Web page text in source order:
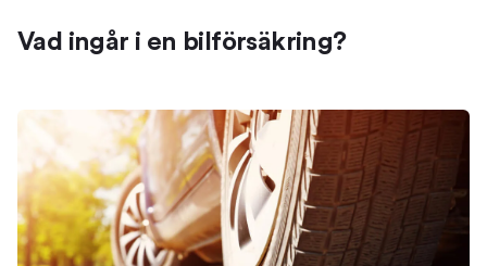
Vad ingår i en bilförsäkring?